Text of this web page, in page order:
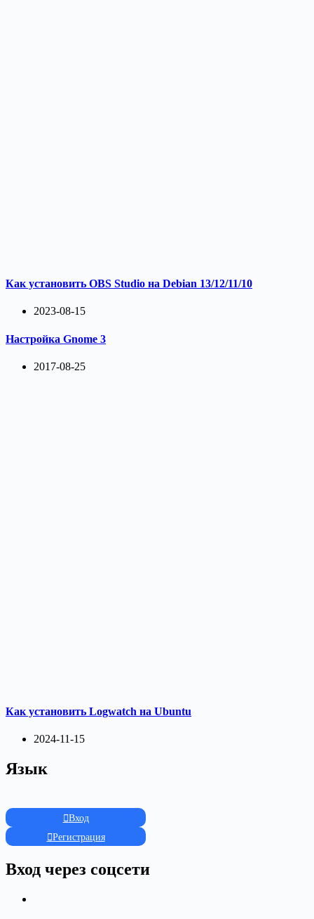
Как установить OBS Studio на Debian 13/12/11/10
2023-08-15
Настройка Gnome 3
2017-08-25
Как установить Logwatch на Ubuntu
2024-11-15
Язык
Вход
Регистрация
Вход через соцсети